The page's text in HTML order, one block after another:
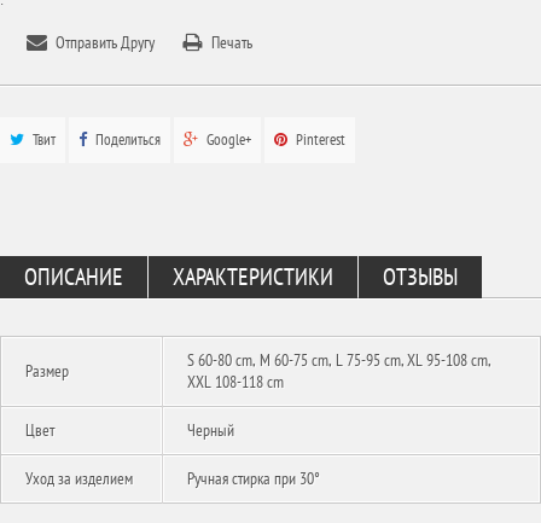
Отправить Другу Печать
Твит Поделиться Google+ Pinterest
ОПИСАНИЕ ХАРАКТЕРИСТИКИ ОТЗЫВЫ
Размер
S 60-80 cm, M 60-75 cm, L 75-95 cm, XL 95-108 cm,
XXL 108-118 cm
Цвет Черный
Уход за изделием Ручная стирка при 30°